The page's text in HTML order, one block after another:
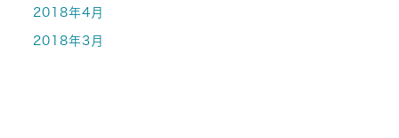
2018年4月
2018年3月